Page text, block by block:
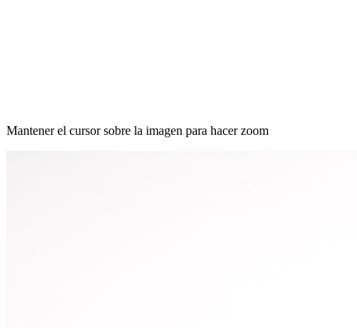
Mantener el cursor sobre la imagen para hacer zoom